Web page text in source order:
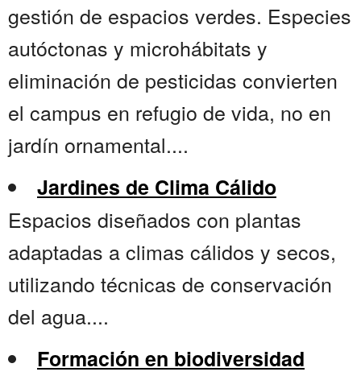
gestión de espacios verdes. Especies
autóctonas y microhábitats y
eliminación de pesticidas convierten
el campus en refugio de vida, no en
jardín ornamental....
Jardines de Clima Cálido
Espacios diseñados con plantas
adaptadas a climas cálidos y secos,
utilizando técnicas de conservación
del agua....
Formación en biodiversidad